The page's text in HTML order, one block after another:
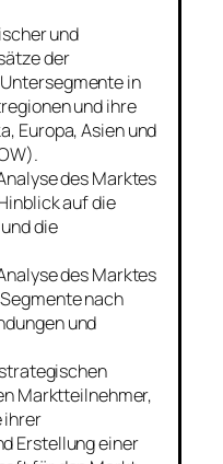
und
der
in
und ihre
Europa, Asien und
des Marktes
auf die
die
des Marktes
nach
und
Marktteilnehmer,
ihrer
Erstellung einer